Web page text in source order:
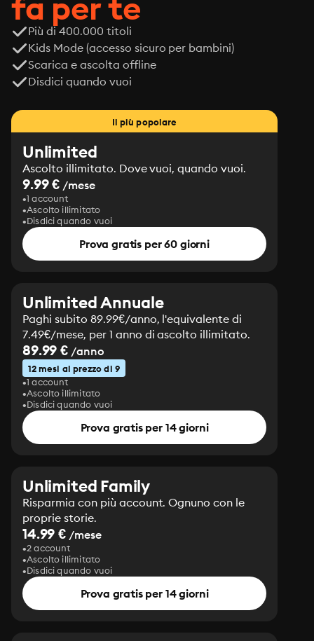
Più di 400.000 titoli
Kids Mode (accesso sicuro per bambini)
Scarica e ascolta offline
Disdici quando vuoi
Il più popolare
Unlimited
Ascolto illimitato. Dove vuoi, quando vuoi.
9.99 € /mese
1 account
Ascolto illimitato
Disdici quando vuoi
Prova gratis per 60 giorni
Unlimited Annuale
Paghi subito 89.99€/anno, l'equivalente di
7.49€/mese, per 1 anno di ascolto illimitato.
89.99 € /anno
12 mesi al prezzo di 9
1 account
Ascolto illimitato
Disdici quando vuoi
Prova gratis per 14 giorni
Unlimited Family
Risparmia con più account. Ognuno con le
proprie storie.
14.99 € /mese
2 account
Ascolto illimitato
Disdici quando vuoi
Prova gratis per 14 giorni